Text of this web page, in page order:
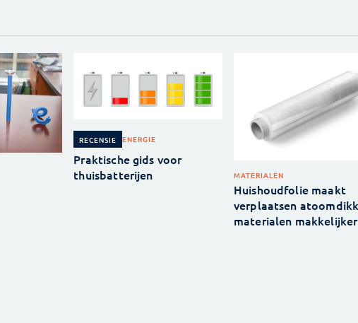
RECENSIE ENERGIE
Praktische gids voor
thuisbatterijen
MATERIALEN
Huishoudfolie maakt
verplaatsen
materialen makkelijker